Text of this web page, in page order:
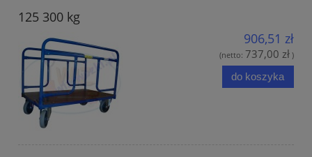
125 300 kg
906,51 zł
(netto: 737,00 zł )
do koszyka